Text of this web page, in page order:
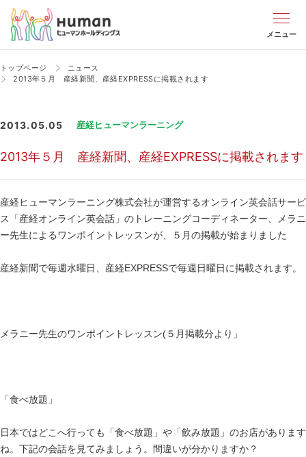
メニュー
トップページ
ニュース
2013年５月 産経新聞、産経EXPRESSに掲載されます
2013.05.05 産経ヒューマンラーニング
2013年５月 産経新聞、産経EXPRESSに掲載されます
産経ヒューマンラーニング株式会社が運営するオンライン英会話サービ
ス「産経オンライン英会話」のトレーニングコーディネーター、メラニ
ー先生によるワンポイントレッスンが、５月の掲載が始まりました
産経新聞で毎週水曜日、産経EXPRESSで毎週日曜日に掲載されます。
メラニー先生のワンポイントレッスン(５月掲載分より」
「食べ放題」
日本ではどこへ行っても「食べ放題」や「飲み放題」のお店があります
ね。下記の会話を見てみましょう。間違いが分かりますか？